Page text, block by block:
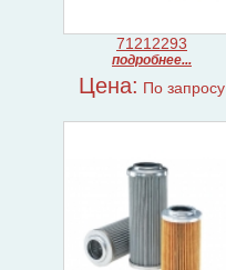
71212293
подробнее...
Цена: По запросу